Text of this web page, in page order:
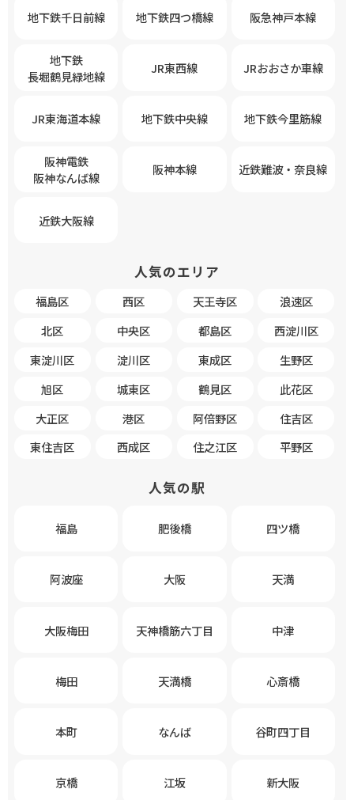
地下鉄千日前線 地下鉄四つ橋線 阪急神戸本線
地下鉄
長堀鶴見緑地線
JR東西線 JRおおさか車線
JR東海道本線 地下鉄中央線 地下鉄今里筋線
阪神電鉄
阪神なんば線
阪神本線 近鉄難波・奈良線
近鉄大阪線
人気のエリア
福島区 西区 天王寺区
浪速区
北区
中央区 都島区
西淀川区
東淀川区
淀川区 東成区
生野区
旭区
城東区 鶴見区
此花区
大正区
港区 阿倍野区
住吉区
東住吉区
西成区 住之江区 平野区
人気の駅
福島 肥後橋 四ツ橋
阿波座 大阪 天満
大阪梅田 天神橋筋六丁目 中津
梅田 天満橋 心斎橋
本町 なんば 谷町四丁目
京橋 江坂 新大阪